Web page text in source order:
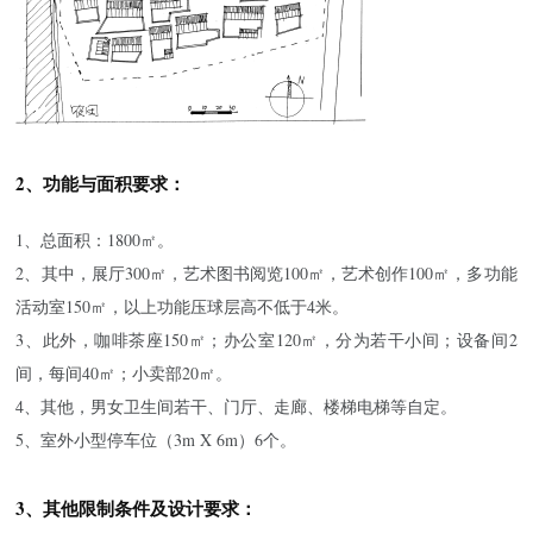
2、功能与面积要求：
1、总面积：1800㎡。
2、其中，展厅300㎡，艺术图书阅览100㎡，艺术创作100㎡，多功能
活动室150㎡，以上功能压球层高不低于4米。
3、此外，咖啡茶座150㎡；办公室120㎡，分为若干小间；设备间2
间，每间40㎡；小卖部20㎡。
4、其他，男女卫生间若干、门厅、走廊、楼梯电梯等自定。
5、室外小型停车位（3m X 6m）6个。
3、其他限制条件及设计要求：